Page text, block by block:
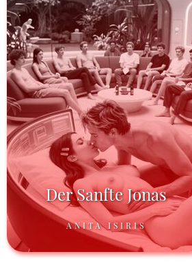
Der Sanfte Jonas
ANITA ISIRIS